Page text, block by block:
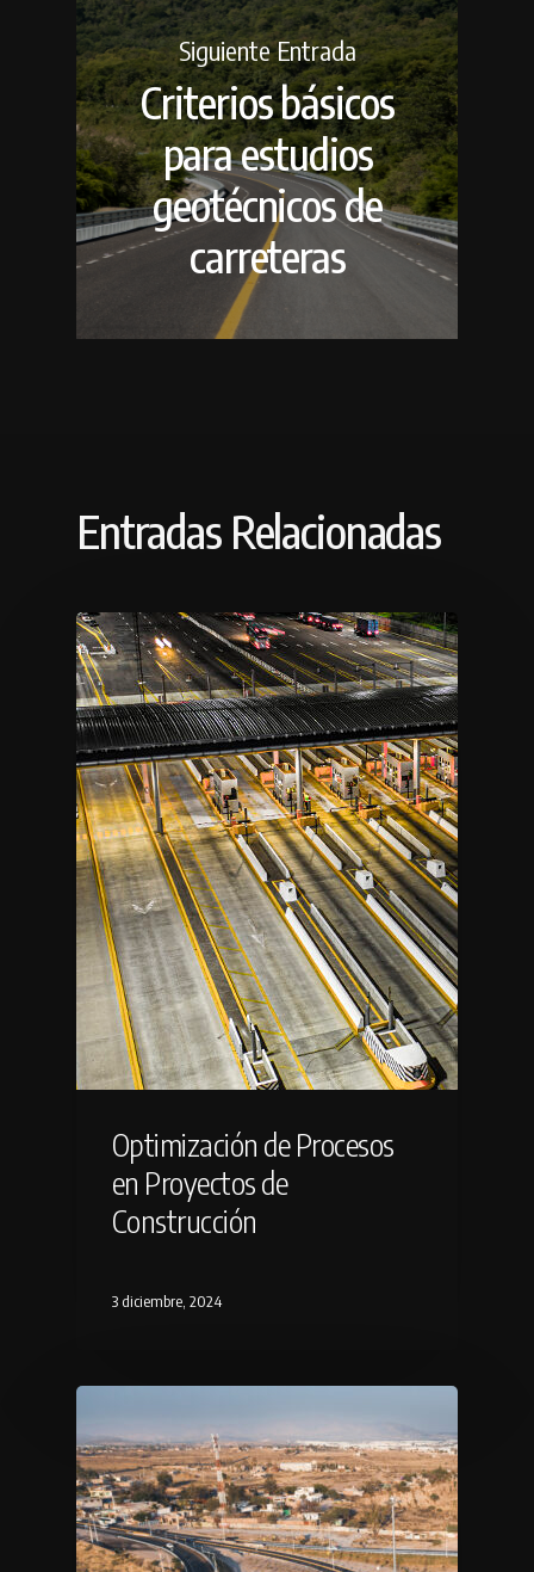
Siguiente Entrada
Criterios básicos
para estudios
geotécnicos de
carreteras
Entradas Relacionadas
Optimización de Procesos
en Proyectos de
Construcción
3 diciembre, 2024